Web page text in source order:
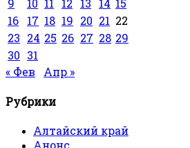
9
10 11 12 13 14 15
16
17 18 19 20 21 22
23 24 25 26 27 28 29
30 31
« Фев
Апр »
Рубрики
Алтайский край
Анонс